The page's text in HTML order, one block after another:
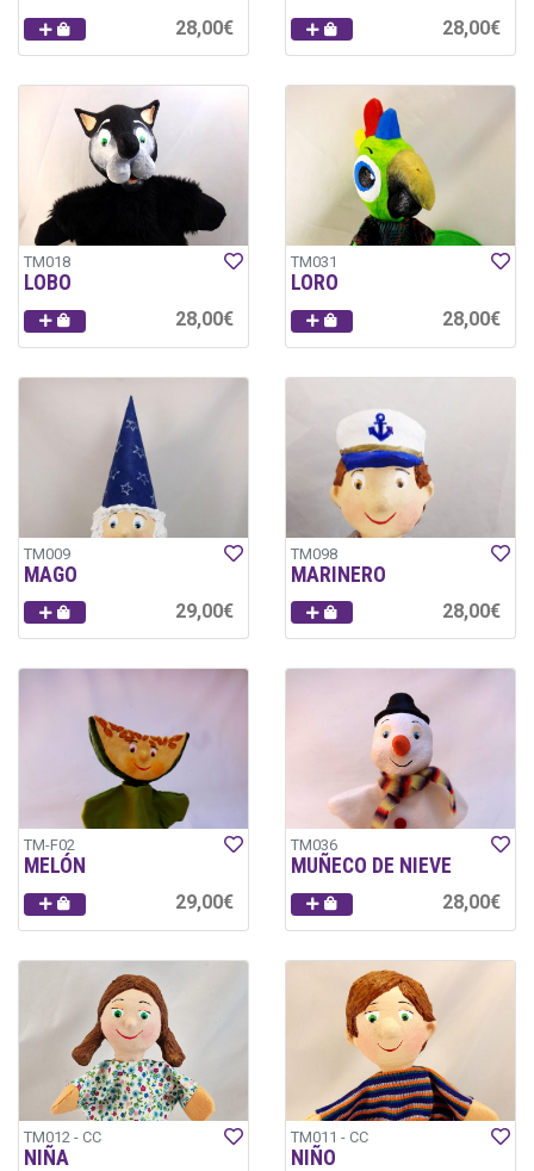
28,00€ 28,00€
TM018
LOBO
28,00€
TM031
LORO
28,00€
TM009
MAGO
29,00€
TM098
MARINERO
28,00€
TM-F02
MELÓN
29,00€
TM036
MUÑECO DE NIEVE
28,00€
TM012 - CC
NIÑA
TM011 - CC
NIÑO